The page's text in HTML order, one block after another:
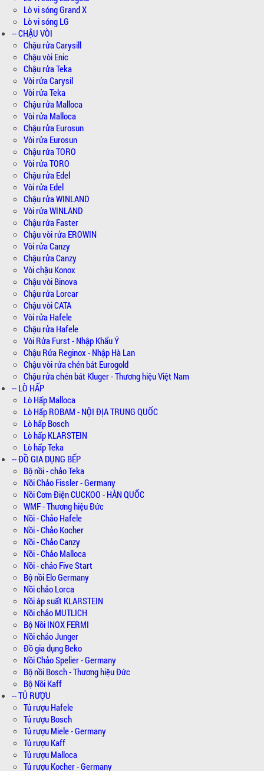
Lò vi sóng Grand X
Lò vi sóng LG
-- CHẬU VÒI
Chậu rửa Carysill
Chậu vòi Enic
Chậu rửa Teka
Vòi rửa Carysil
Vòi rửa Teka
Chậu rửa Malloca
Vòi rửa Malloca
Chậu rửa Eurosun
Vòi rửa Eurosun
Chậu rửa TORO
Vòi rửa TORO
Chậu rửa Edel
Vòi rửa Edel
Chậu rửa WINLAND
Vòi rửa WINLAND
Chậu rửa Faster
Chậu vòi rửa EROWIN
Vòi rửa Canzy
Chậu rửa Canzy
Vòi chậu Konox
Chậu vòi Binova
Chậu rửa Lorcar
Chậu vòi CATA
Vòi rửa Hafele
Chậu rửa Hafele
Vòi Rửa Furst - Nhập Khẩu Ý
Chậu Rửa Reginox - Nhập Hà Lan
Chậu vòi rửa chén bát Eurogold
Chậu rửa chén bát Kluger - Thương hiệu Việt Nam
-- LÒ HẤP
Lò Hấp Malloca
Lò Hấp ROBAM - NỘI ĐỊA TRUNG QUỐC
Lò hấp Bosch
Lò hấp KLARSTEIN
Lò hấp Teka
-- ĐỒ GIA DỤNG BẾP
Bộ nồi - chảo Teka
Nồi Chảo Fissler - Germany
Nồi Cơm Điện CUCKOO - HÀN QUỐC
WMF - Thương hiệu Đức
Nồi - Chảo Hafele
Nồi - Chảo Kocher
Nồi - Chảo Canzy
Nồi - Chảo Malloca
Nồi - chảo Five Start
Bộ nồi Elo Germany
Nồi chảo Lorca
Nồi áp suất KLARSTEIN
Nồi chảo MUTLICH
Bộ Nồi INOX FERMI
Nồi chảo Junger
Đồ gia dụng Beko
Nồi Chảo Spelier - Germany
Bộ nồi Bosch - Thương hiệu Đức
Bộ Nồi Kaff
-- TỦ RƯỢU
Tủ rượu Hafele
Tủ rượu Bosch
Tủ rượu Miele - Germany
Tủ rượu Kaff
Tủ rượu Malloca
Tủ rượu Kocher - Germany